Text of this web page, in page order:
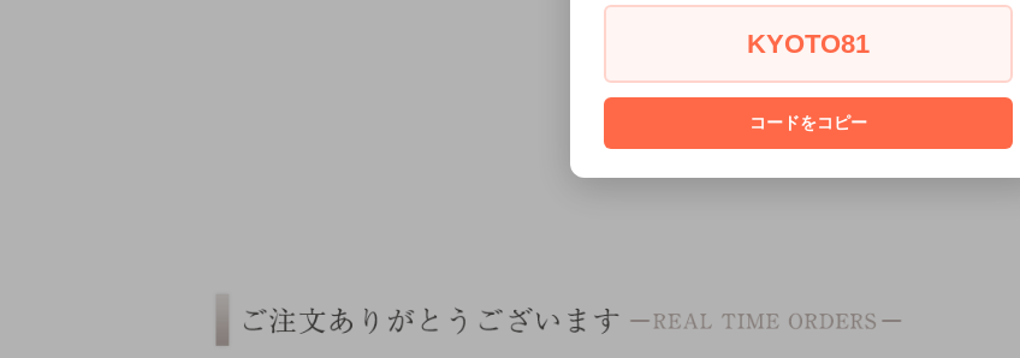
KYOTO81
コードをコピー